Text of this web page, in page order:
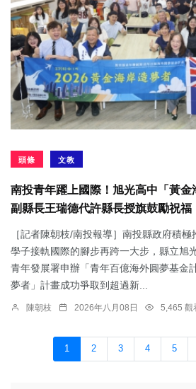
頭條 文教
南投青年躍上國際！旭光高中「黃
副縣長王瑞德代許縣長授旗鼓勵祝福
［記者陳朝枝/南投報導］南投縣政府積
學子接軌國際的腳步再跨一大步，縣立旭
青年發展署申辦「青年百億海外圓夢基金
夢者」計畫成功爭取到超過新...
陳朝枝 2026年八月08日 5,465 觀
1 2 3 4 5